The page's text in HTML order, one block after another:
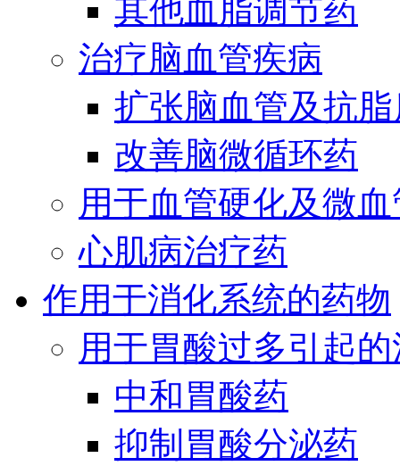
其他血脂调节药
治疗脑血管疾病
扩张脑血管及抗
改善脑微循环药
用于血管硬化及微
心肌病治疗药
作用于消化系统的药物
用于胃酸过多引起
中和胃酸药
抑制胃酸分泌药